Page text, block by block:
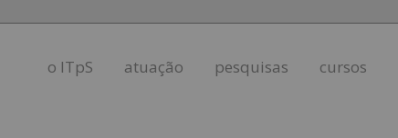
o ITpS atuação pesquisas cursos